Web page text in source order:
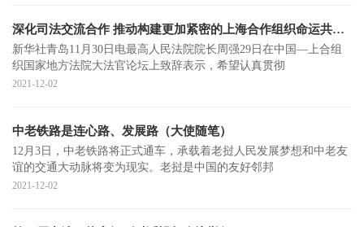
深化司法交流合作 推动构建更加紧密的上海合作组织命运共同体
新华社青岛11月30日电最高人民法院院长周强29日在中国—上合组
织国家地方法院大法官论坛上致辞表示，希望认真贯彻
2021-12-02
中老铁路是连心路、发展路（大使随笔）
12月3日，中老铁路将正式通车，承载着老挝人民发展梦想和中老友
谊的交通大动脉将变为现实。老挝是中国的友好邻邦
2021-12-02